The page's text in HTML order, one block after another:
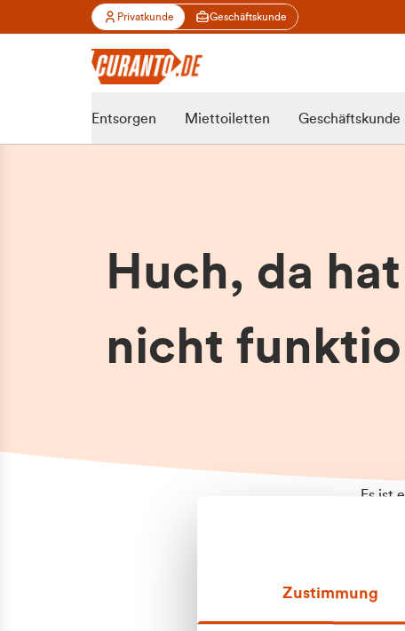
Zustimmung
Privatkunde Geschäftskunde
Entsorgen Miettoiletten Geschäftskunde
Huch, da
nicht
Es ist